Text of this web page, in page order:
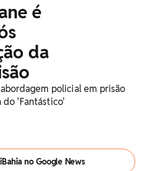
é
da
policial em prisão
do 'Fantástico'
iBahia no Google News